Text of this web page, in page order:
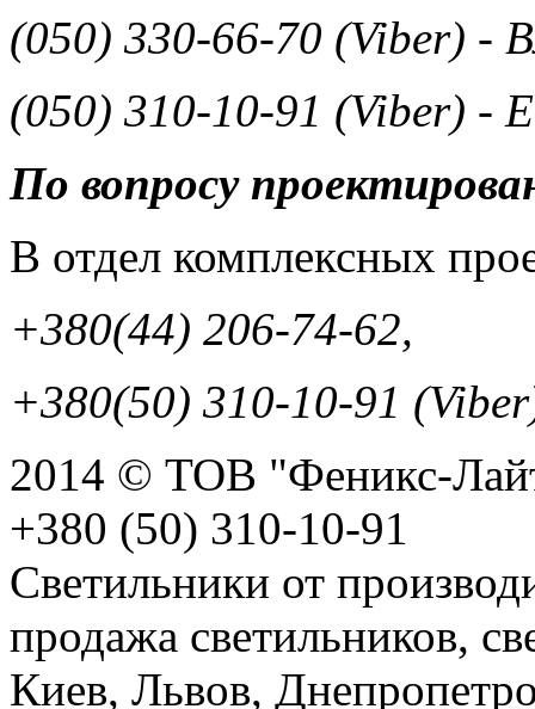
(050) 330-66-70 (Viber) -
(050) 310-10-91 (Viber) -
По вопросу
В отдел комплексных
+380(44) 206-74-62,
+380(50) 310-10-91
2014 © ТОВ "Феникс-
+380 (50) 310-10-91
Светильники от
продажа светильников,
Киев, Львов,